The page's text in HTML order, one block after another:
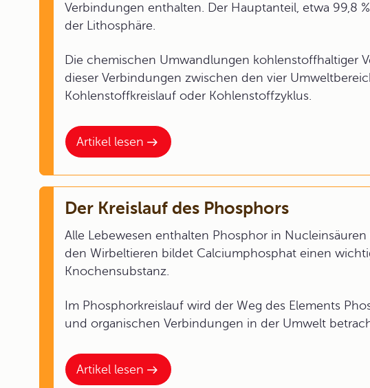
Artikel lesen
Verbindungen enthalten. Der Hauptanteil, etwa 99,8
der Lithosphäre.
Die chemischen Umwandlungen kohlenstoffhaltiger
dieser Verbindungen zwischen den vier
Kohlenstoffkreislauf oder Kohlenstoffzyklus.
Artikel lesen
Der Kreislauf des Phosphors
Alle Lebewesen enthalten Phosphor in
den Wirbeltieren bildet Calciumphosphat einen
Knochensubstanz.
Im Phosphorkreislauf wird der Weg des Elements
und organischen Verbindungen in der Umwelt